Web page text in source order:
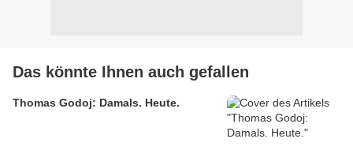
Das könnte Ihnen auch gefallen
Thomas Godoj: Damals. Heute.